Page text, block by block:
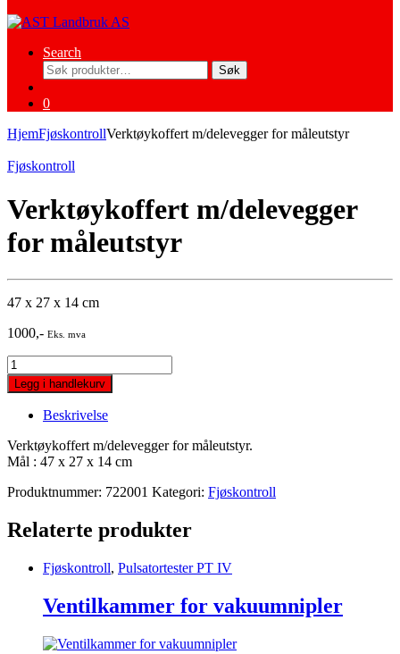
Search
Søk
etter:
Søk
0
HjemFjøskontrollVerktøykoffert m/delevegger for måleutstyr
Fjøskontroll
Verktøykoffert m/delevegger
for måleutstyr
47 x 27 x 14 cm
1000,- Eks. mva
Verktøykoffert
m/delevegger
for
måleutstyr
quantity
Legg i handlekurv
Beskrivelse
Verktøykoffert m/delevegger for måleutstyr.
Mål : 47 x 27 x 14 cm
Produktnummer: 722001 Kategori: Fjøskontroll
Relaterte produkter
Fjøskontroll, Pulsatortester PT IV
Ventilkammer for vakuumnipler